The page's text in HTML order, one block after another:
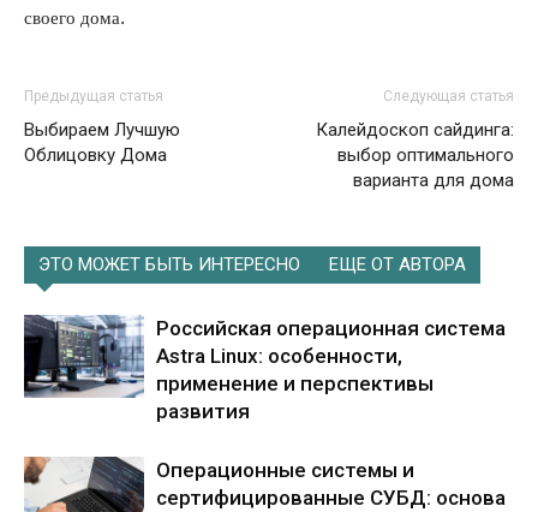
своего дома.
Предыдущая статья
Выбираем Лучшую
Облицовку Дома
Следующая статья
Калейдоскоп сайдинга:
выбор оптимального
варианта для дома
ЭТО МОЖЕТ БЫТЬ ИНТЕРЕСНО ЕЩЕ ОТ АВТОРА
Российская операционная система
Astra Linux: особенности,
применение и перспективы
развития
Операционные системы и
сертифицированные СУБД: основа